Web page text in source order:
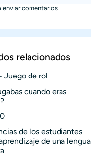
enviar comentarios
relacionados
Juego de rol
cuando eras
de los estudiantes
de una lengua